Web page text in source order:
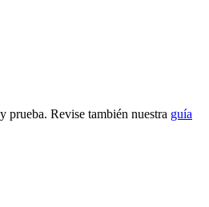
Revise también nuestra guía